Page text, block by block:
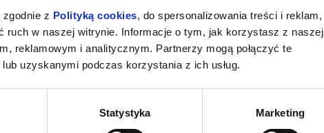
z Polityką cookies, do spersonalizowania treści i reklam,
ruch w naszej witrynie. Informacje o tym, jak korzystasz z naszej
reklamowym i analitycznym. Partnerzy mogą połączyć te
uzyskanymi podczas korzystania z ich usług.
Statystyka Marketing
MŁODY WASZYNGTON
kup bilet
SPIDER-MAN. CAŁKIEM NOWY
kup bilet